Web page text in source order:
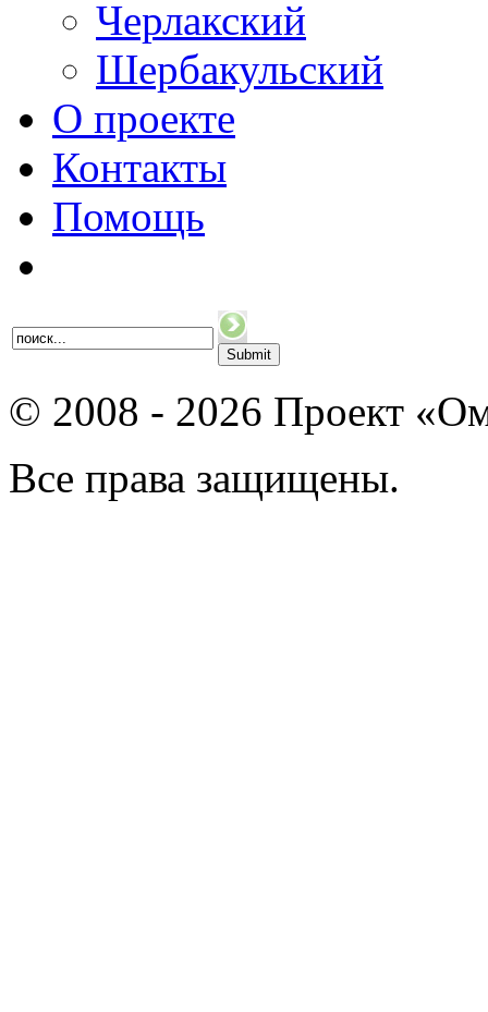
Черлакский
Шербакульский
О проекте
Контакты
Помощь
© 2008 - 2026 Проект
Все права защищены.